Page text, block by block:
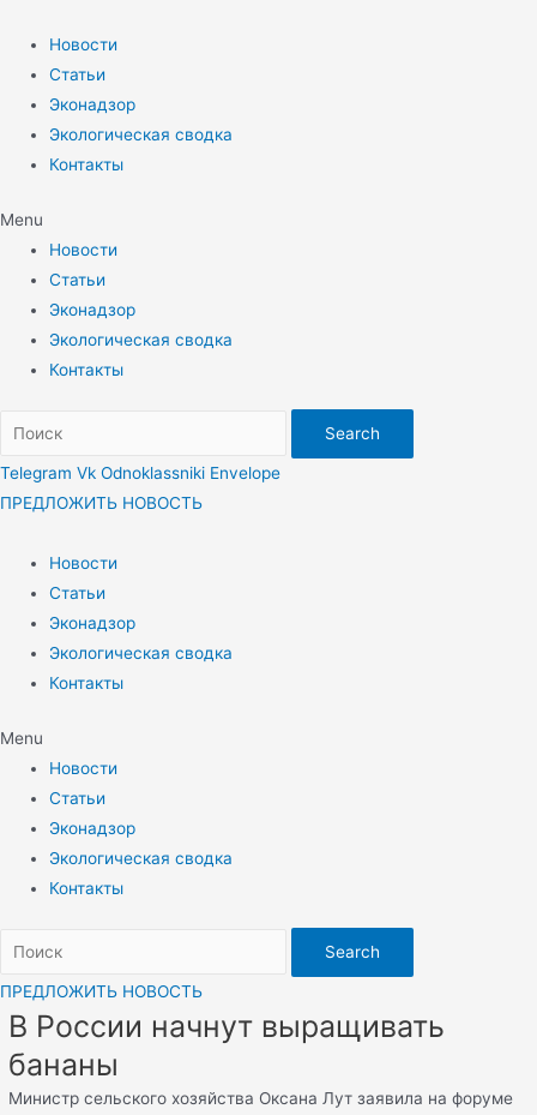
содержимому
Новости
Статьи
Эконадзор
Экологическая сводка
Контакты
Menu
Новости
Статьи
Эконадзор
Экологическая сводка
Контакты
Search
Telegram Vk Odnoklassniki Envelope
ПРЕДЛОЖИТЬ НОВОСТЬ
Новости
Статьи
Эконадзор
Экологическая сводка
Контакты
Menu
Новости
Статьи
Эконадзор
Экологическая сводка
Контакты
Search
ПРЕДЛОЖИТЬ НОВОСТЬ
В России начнут выращивать
бананы
Министр сельского хозяйства Оксана Лут заявила на форуме